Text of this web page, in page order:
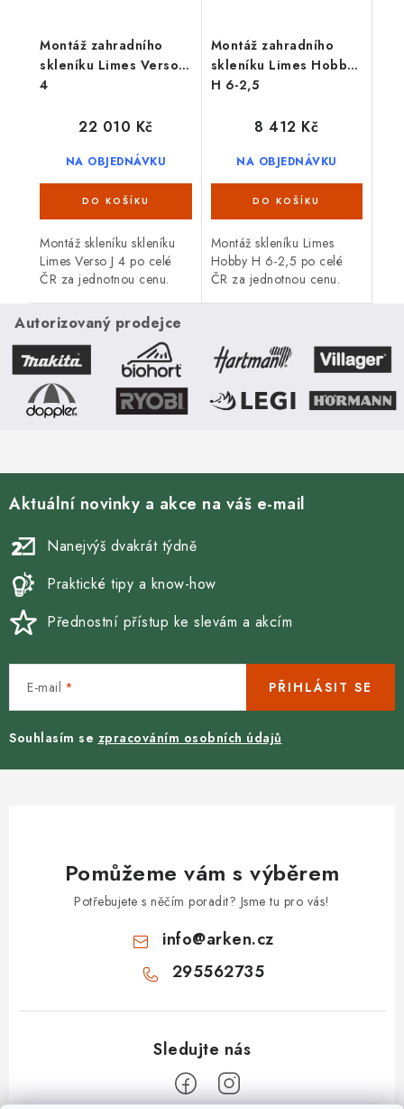
Montáž zahradního
skleníku Limes Verso J
4
NA OBJEDNÁVKU
22 010 Kč
Montáž skleníku skleníku
Limes Verso J 4 po celé
ČR za jednotnou cenu.
Montáž zahradního
skleníku Limes Hobby
H 6-2,5
NA OBJEDNÁVKU
8 412 Kč
Montáž skleníku Limes
Hobby H 6-2,5 po celé
ČR za jednotnou cenu.
Autorizovaný prodejce
Aktuální novinky a akce na váš e-mail
Nanejvýš dvakrát týdně
Praktické tipy a know-how
Přednostní přístup ke slevám a akcím
E-mail
Souhlasím se zpracováním osobních údajů
PŘIHLÁSIT SE
Pomůžeme vám s výběrem
Potřebujete s něčím poradit? Jsme tu pro vás!
info@arken.cz
295562735